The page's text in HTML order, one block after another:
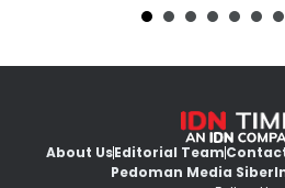
About UsEditorial Team
Pedoman Media Siber